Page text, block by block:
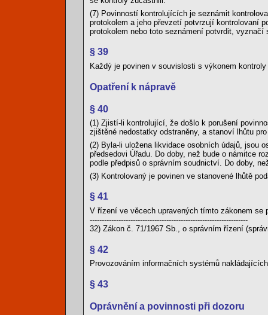
(7) Povinností kontrolujících je seznámit
protokolem a jeho převzetí potvrzují kontrolovaní
protokolem nebo toto seznámení potvrdit,
§ 39
Každý je povinen v souvislosti s výkonem
Opatření k nápravě
§ 40
(1) Zjistí-li kontrolující, že došlo k porušení
zjištěné nedostatky odstraněny, a stanoví lhůtu
(2) Byla-li uložena likvidace osobních údajů, jsou
předsedovi Úřadu. Do doby, než bude o námitce
podle předpisů o správním soudnictví. Do doby,
(3) Kontrolovaný je povinen ve stanovené lhůtě
§ 41
V řízení ve věcech upravených tímto zákonem se
------------------------------------------------------------------
32) Zákon č. 71/1967 Sb., o správním řízení
§ 42
Provozováním informačních systémů
§ 43
Oprávnění a povinnosti při dozoru